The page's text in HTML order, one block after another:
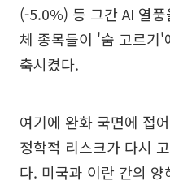
(-5.0%) 등 그간 AI 열
체 종목들이 '숨 고르기'
축시켰다.
여기에 완화 국면에 접
정학적 리스크가 다시
다. 미국과 이란 간의